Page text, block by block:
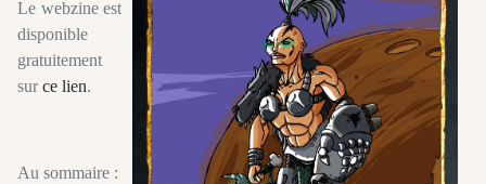
Le webzine est
disponible
gratuitement
surce lien.
Au sommaire :